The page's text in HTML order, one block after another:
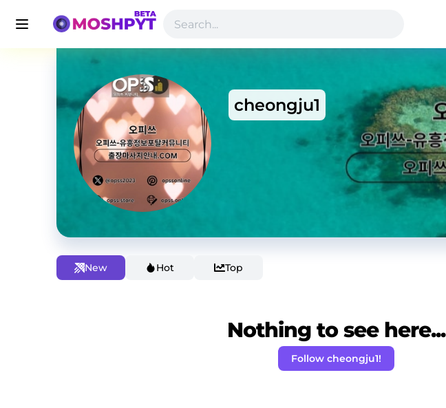
cheongju1
New Hot Top
Nothing to see here...
Follow cheongju1!